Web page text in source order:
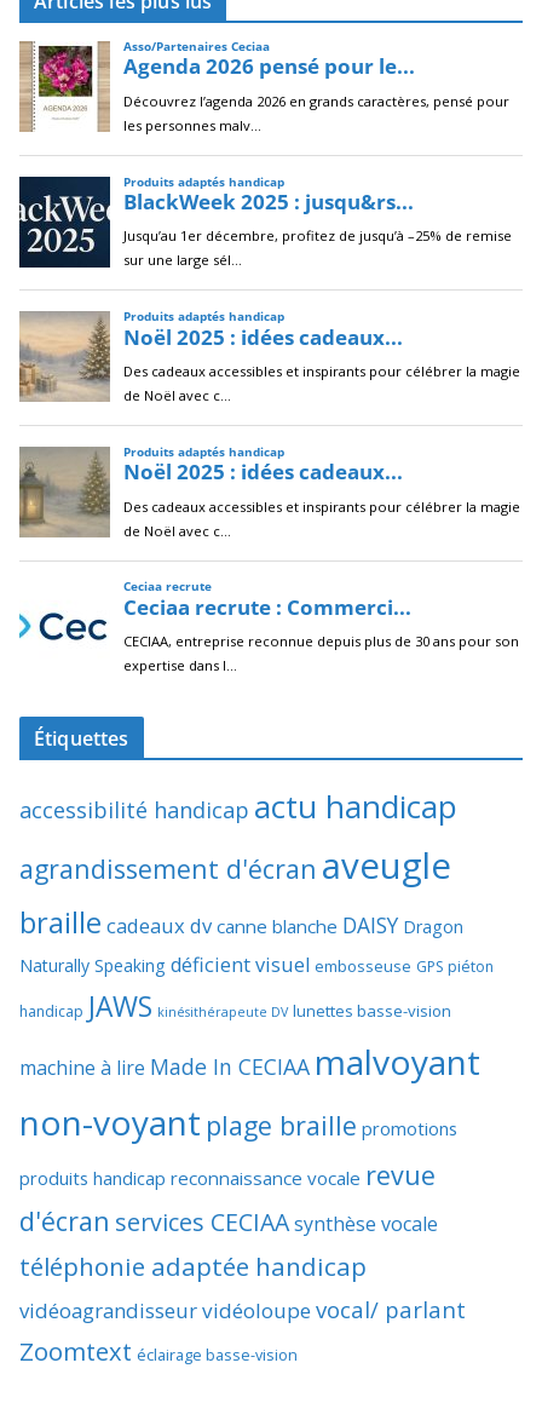
i
v
e
s
Étiquettes
accessibilité handicap actu handicap
agrandissement d'écran aveugle
braille cadeaux dv canne blanche DAISY Dragon
Naturally Speaking déficient visuel embosseuse GPS piéton
handicap JAWS kinésithérapeute DV lunettes basse-vision
machine à lire Made In CECIAA malvoyant
non-voyant plage braille promotions
produits handicap reconnaissance vocale revue
d'écran services CECIAAsynthèse vocale
téléphonie adaptée handicap
vidéoagrandisseurvidéoloupevocal/ parlant
Zoomtext éclairage basse-vision